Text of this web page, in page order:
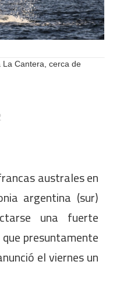
La Cantera, cerca de
australes en
argentina (sur)
una fuerte
presuntamente
el viernes un